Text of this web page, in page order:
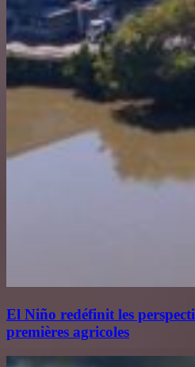
El Niño redéfinit les
premières agricoles